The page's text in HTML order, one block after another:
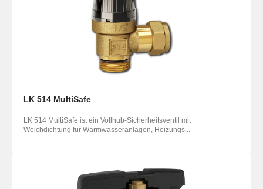
LK 514 MultiSafe
LK 514 MultiSafe ist ein Vollhub-Sicherheitsventil mit
Weichdichtung für Warmwasseranlagen, Heizungs...